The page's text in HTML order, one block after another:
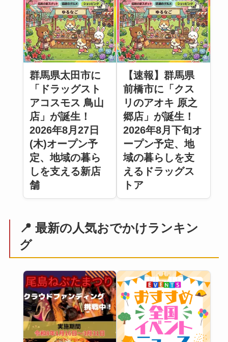
群馬県太田市に
「ドラッグスト
アコスモス 鳥山
店」が誕生！
2026年8月27日
(木)オープン予
定、地域の暮ら
しを支える新店
舗
【速報】群馬県
前橋市に「クス
リのアオキ 原之
郷店」が誕生！
2026年8月下旬オ
ープン予定、地
域の暮らしを支
えるドラッグス
トア
📍 最新の人気おでかけランキン
グ